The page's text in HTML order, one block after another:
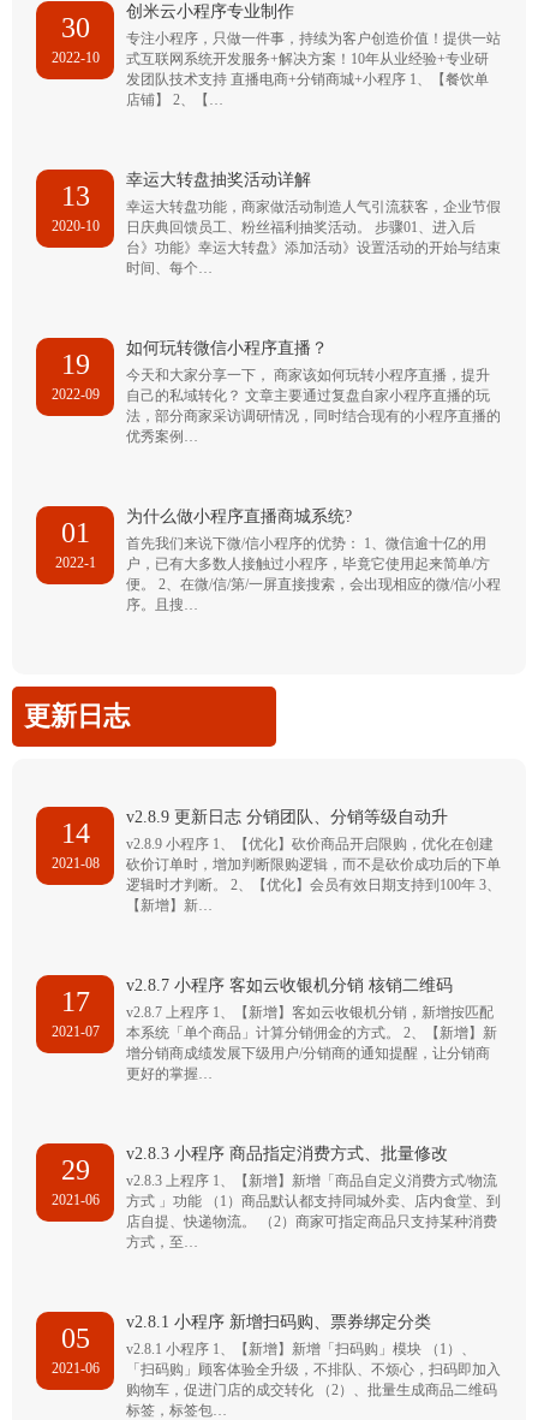
30
2022-10
创米云小程序专业制作
专注小程序，只做一件事，持续为客户创造价值！提供一站
式互联网系统开发服务+解决方案！10年从业经验+专业研
发团队技术支持 直播电商+分销商城+小程序 1、【餐饮单
店铺】 2、【…
13
2020-10
幸运大转盘抽奖活动详解
幸运大转盘功能，商家做活动制造人气引流获客，企业节假
日庆典回馈员工、粉丝福利抽奖活动。 步骤01、进入后
台》功能》幸运大转盘》添加活动》设置活动的开始与结束
时间、每个…
19
2022-09
如何玩转微信小程序直播？
今天和大家分享一下， 商家该如何玩转小程序直播，提升
自己的私域转化？ 文章主要通过复盘自家小程序直播的玩
法，部分商家采访调研情况，同时结合现有的小程序直播的
优秀案例…
01
2022-1
为什么做小程序直播商城系统?
首先我们来说下微/信小程序的优势： 1、微信逾十亿的用
户，已有大多数人接触过小程序，毕竟它使用起来简单/方
便。 2、在微/信/第/一屏直接搜索，会出现相应的微/信/小程
序。且搜…
更新日志
14
2021-08
v2.8.9 更新日志 分销团队、分销等级自动升
v2.8.9 小程序 1、【优化】砍价商品开启限购，优化在创建
砍价订单时，增加判断限购逻辑，而不是砍价成功后的下单
逻辑时才判断。 2、【优化】会员有效日期支持到100年 3、
【新增】新…
17
2021-07
v2.8.7 小程序 客如云收银机分销 核销二维码
v2.8.7 上程序 1、【新增】客如云收银机分销，新增按匹配
本系统「单个商品」计算分销佣金的方式。 2、【新增】新
增分销商成绩发展下级用户/分销商的通知提醒，让分销商
更好的掌握…
29
2021-06
v2.8.3 小程序 商品指定消费方式、批量修改
v2.8.3 上程序 1、【新增】新增「商品自定义消费方式/物流
方式 」功能 （1）商品默认都支持同城外卖、店内食堂、到
店自提、快递物流。 （2）商家可指定商品只支持某种消费
方式，至…
05
2021-06
v2.8.1 小程序 新增扫码购、票券绑定分类
v2.8.1 小程序 1、【新增】新增「扫码购」模块 （1）、
「扫码购」顾客体验全升级，不排队、不烦心，扫码即加入
购物车，促进门店的成交转化 （2）、批量生成商品二维码
标签，标签包…